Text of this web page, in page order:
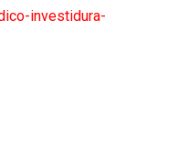
investidura-